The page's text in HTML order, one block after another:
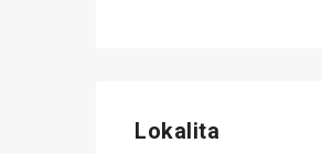
Lokalita